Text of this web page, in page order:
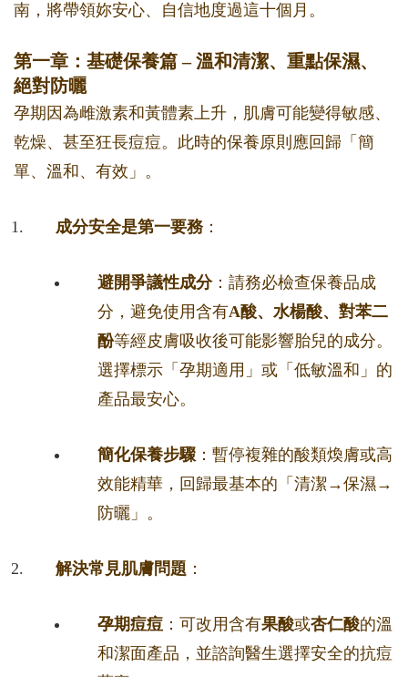
南，將帶領妳安心、自信地度過這十個月。
第一章：基礎保養篇 – 溫和清潔、重點保濕、
絕對防曬
孕期因為雌激素和黃體素上升，肌膚可能變得敏感、
乾燥、甚至狂長痘痘。此時的保養原則應回歸「簡
單、溫和、有效」。
成分安全是第一要務：
避開爭議性成分：請務必檢查保養品成
分，避免使用含有A酸、水楊酸、對苯二
酚等經皮膚吸收後可能影響胎兒的成分。
選擇標示「孕期適用」或「低敏溫和」的
產品最安心。
簡化保養步驟 ：暫停複雜的酸類煥膚或高
效能精華，回歸最基本的「清潔→保濕→
防曬」。
解決常見肌膚問題 ：
孕期痘痘 ：可改用含有果酸或杏仁酸的溫
和潔面產品，並諮詢醫生選擇安全的抗痘